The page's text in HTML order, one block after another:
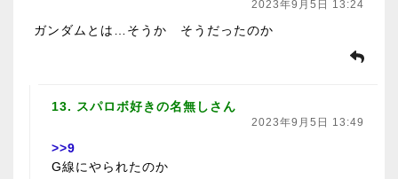
2023年9月5日 13:24
ガンダムとは…そうか そうだったのか
13. スパロボ好きの名無しさん
2023年9月5日 13:49
>>9
G線にやられたのか